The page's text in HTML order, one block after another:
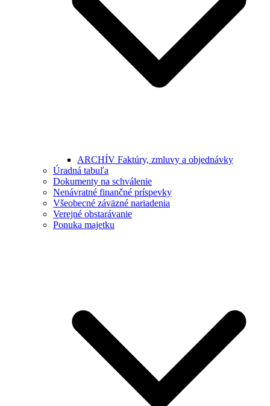
ARCHÍV Faktúry, zmluvy a objednávky
Úradná tabuľa
Dokumenty na schválenie
Nenávratné finančné príspevky
Všeobecné záväzné nariadenia
Verejné obstarávanie
Ponuka majetku